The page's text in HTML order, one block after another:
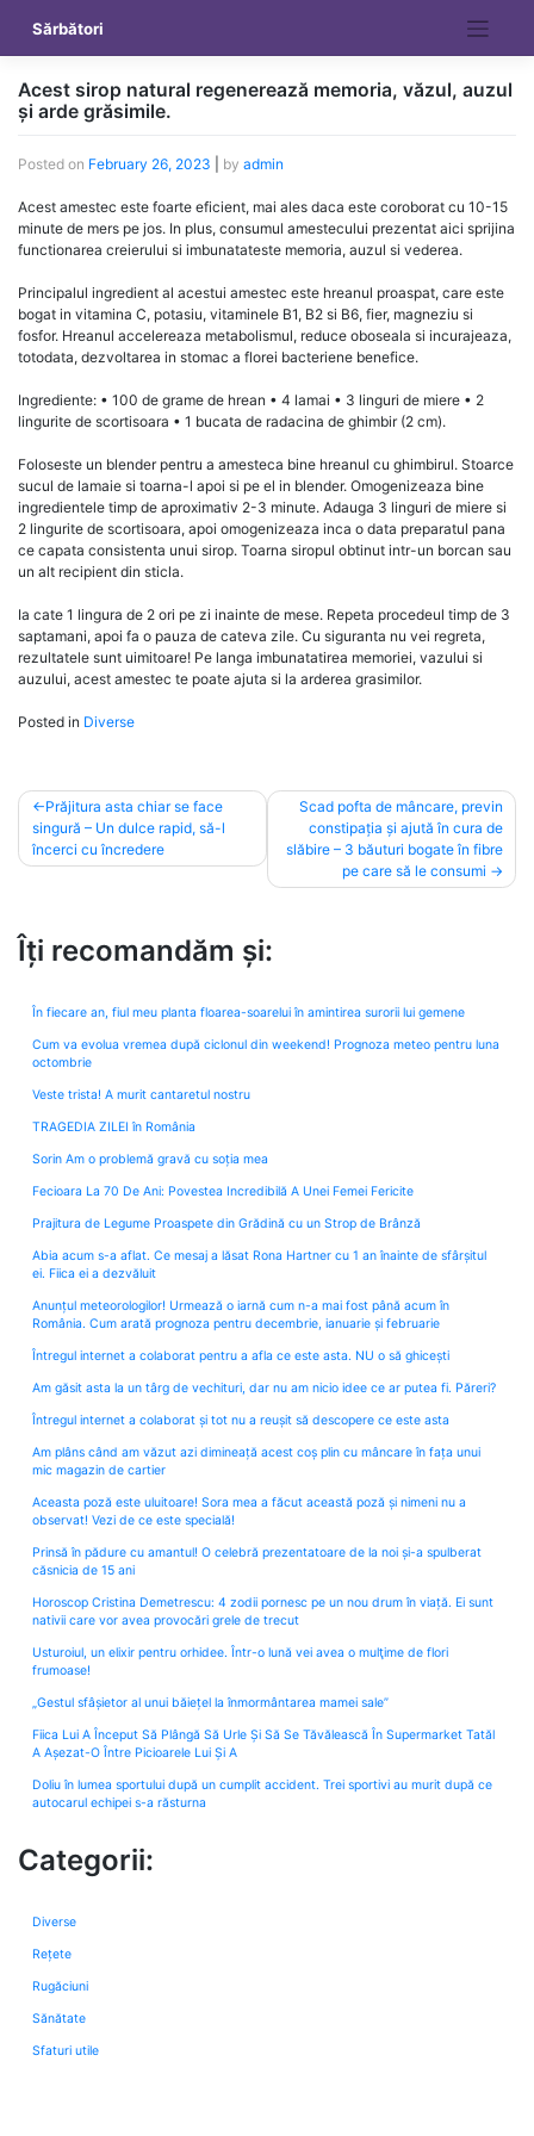
content
Sărbători
Acest sirop natural regenerează memoria, văzul, auzul
și arde grăsimile.
Posted on February 26, 2023 by admin
Acest amestec este foarte eficient, mai ales daca este coroborat cu 10-15
minute de mers pe jos. In plus, consumul amestecului prezentat aici sprijina
functionarea creierului si imbunatateste memoria, auzul si vederea.
Principalul ingredient al acestui amestec este hreanul proaspat, care este
bogat in vitamina C, potasiu, vitaminele B1, B2 si B6, fier, magneziu si
fosfor. Hreanul accelereaza metabolismul, reduce oboseala si incurajeaza,
totodata, dezvoltarea in stomac a florei bacteriene benefice.
Ingrediente: • 100 de grame de hrean • 4 lamai • 3 linguri de miere • 2
lingurite de scortisoara • 1 bucata de radacina de ghimbir (2 cm).
Foloseste un blender pentru a amesteca bine hreanul cu ghimbirul. Stoarce
sucul de lamaie si toarna-l apoi si pe el in blender. Omogenizeaza bine
ingredientele timp de aproximativ 2-3 minute. Adauga 3 linguri de miere si
2 lingurite de scortisoara, apoi omogenizeaza inca o data preparatul pana
ce capata consistenta unui sirop. Toarna siropul obtinut intr-un borcan sau
un alt recipient din sticla.
Ia cate 1 lingura de 2 ori pe zi inainte de mese. Repeta procedeul timp de 3
saptamani, apoi fa o pauza de cateva zile. Cu siguranta nu vei regreta,
rezultatele sunt uimitoare! Pe langa imbunatatirea memoriei, vazului si
auzului, acest amestec te poate ajuta si la arderea grasimilor.
Posted in Diverse
Post
navigation
Prăjitura asta chiar se face
singură – Un dulce rapid, să-l
încerci cu încredere
Scad pofta de mâncare, previn
constipația și ajută în cura de
slăbire – 3 băuturi bogate în fibre
pe care să le consumi
Îți recomandăm și:
În fiecare an, fiul meu planta floarea-soarelui în amintirea surorii lui gemene
Cum va evolua vremea după ciclonul din weekend! Prognoza meteo pentru luna
octombrie
Veste trista! A murit cantaretul nostru
TRAGEDIA ZILEI în România
Sorin Am o problemă gravă cu soția mea
Fecioara La 70 De Ani: Povestea Incredibilă A Unei Femei Fericite
Prajitura de Legume Proaspete din Grădină cu un Strop de Brânză
Abia acum s-a aflat. Ce mesaj a lăsat Rona Hartner cu 1 an înainte de sfârșitul
ei. Fiica ei a dezvăluit
Anunțul meteorologilor! Urmează o iarnă cum n-a mai fost până acum în
România. Cum arată prognoza pentru decembrie, ianuarie și februarie
Întregul internet a colaborat pentru a afla ce este asta. NU o să ghicești
Am găsit asta la un târg de vechituri, dar nu am nicio idee ce ar putea fi. Păreri?
Întregul internet a colaborat și tot nu a reușit să descopere ce este asta
Am plâns când am văzut azi dimineață acest coș plin cu mâncare în fața unui
mic magazin de cartier
Aceasta poză este uluitoare! Sora mea a făcut această poză și nimeni nu a
observat! Vezi de ce este specială!
Prinsă în pădure cu amantul! O celebră prezentatoare de la noi și-a spulberat
căsnicia de 15 ani
Horoscop Cristina Demetrescu: 4 zodii pornesc pe un nou drum în viață. Ei sunt
nativii care vor avea provocări grele de trecut
Usturoiul, un elixir pentru orhidee. Într-o lună vei avea o mulţime de flori
frumoase!
„Gestul sfâșietor al unui băiețel la înmormântarea mamei sale”
Fiica Lui A Început Să Plângă Să Urle Și Să Se Tăvălească În Supermarket Tatăl
A Așezat-O Între Picioarele Lui Și A
Doliu în lumea sportului după un cumplit accident. Trei sportivi au murit după ce
autocarul echipei s-a răsturna
Categorii:
Diverse
Rețete
Rugăciuni
Sănătate
Sfaturi utile